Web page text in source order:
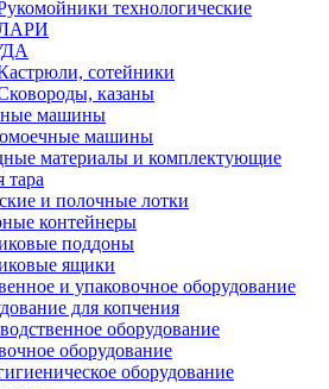
технологические
сотейники
казаны
машины
машины
материалы и комплектующие
тара
и полочные лотки
контейнеры
поддоны
ящики
и упаковочное оборудование
для копчения
оборудование
оборудование
оборудование